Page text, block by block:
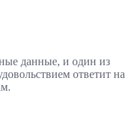
данные, и один из
ответит на